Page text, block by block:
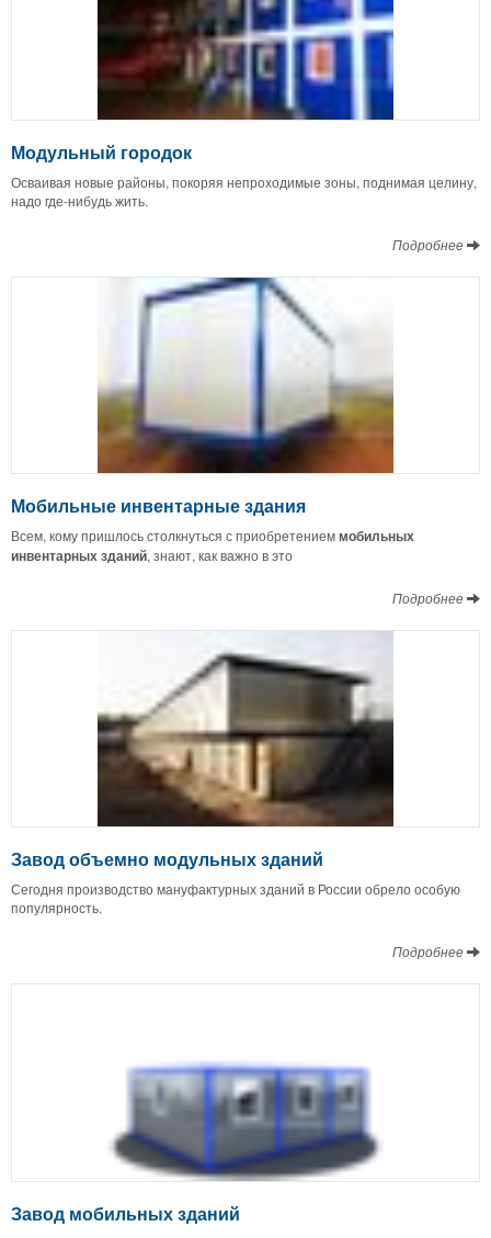
Модульный городок
Осваивая новые районы, покоряя непроходимые зоны, поднимая целину,
надо где-нибудь жить.
Подробнее
Мобильные инвентарные здания
Всем, кому пришлось столкнуться с приобретениеммобильных
инвентарных зданий, знают, как важно в это
Подробнее
Завод объемно модульных зданий
Сегодня производство мануфактурных зданий в России обрело особую
популярность.
Подробнее
Завод мобильных зданий